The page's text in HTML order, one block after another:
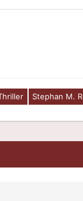
Stephan M.